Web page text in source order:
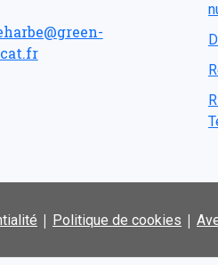
| Politique de cookies |